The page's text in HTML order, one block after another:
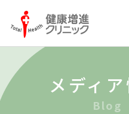
メディ
Blog